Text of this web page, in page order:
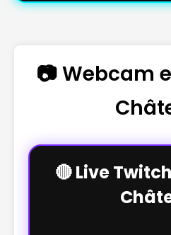
📷 Webcam
🔴 Live